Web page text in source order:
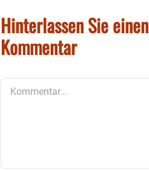
Hinterlassen Sie einen
Kommentar